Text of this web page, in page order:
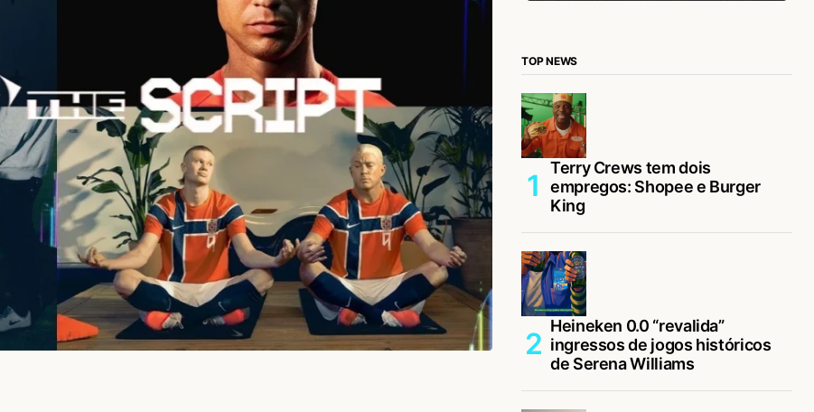
TOP NEWS
Terry Crews tem dois
empregos: Shopee e Burger
King
Heineken 0.0 “revalida”
ingressos de jogos históricos
de Serena Williams